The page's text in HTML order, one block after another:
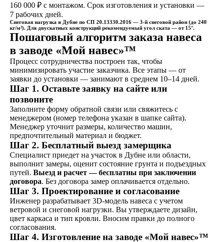
160 000 ₽ с монтажом. Срок изготовления и установки —
7 рабочих дней.
Снеговая нагрузка в Дубне по СП 20.13330.2016 — 3-й снеговой район (до 240
кг/м²). Для двускатных конструкций рекомендуемый угол ската — от 15°.
Пошаговый алгоритм заказа навеса
в заводе «Мой навес»™
Процесс сотрудничества построен так, чтобы
минимизировать участие заказчика. Все этапы — от
заявки до установки — занимают в среднем 10–14 дней.
Шаг 1. Оставьте заявку на сайте или
позвоните
Заполните форму обратной связи или свяжитесь с
менеджером (номер телефона указан в шапке сайта).
Менеджер уточнит размеры, количество машин,
предпочтительный материал и бюджет.
Шаг 2. Бесплатный выезд замерщика
Специалист приедет на участок в Дубне или области,
выполнит замеры, оценит состояние грунта и подъездных
путей. Выезд и расчет — бесплатны при заключении
договора. Без договора замер оплачивается отдельно.
Шаг 3. Проектирование и согласование
Инженер разрабатывает 3D-модель навеса с учетом
ветровой и снеговой нагрузки. Вы утверждаете дизайн,
цвет каркаса и тип кровли. Вносим правки до полного
согласования.
Шаг 4. Изготовление на заводе «Мой навес»™